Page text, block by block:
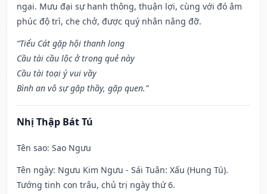
ngại. Mưu đại sự hanh thông, thuận lợi, cùng với đó âm
phúc độ trì, che chở, được quý nhân nâng đỡ.
“Tiểu Cát gặp hội thanh long
Cầu tài cầu lộc ở trong quẻ này
Cầu tài toại ý vui vầy
Bình an vô sự gặp thầy, gặp quen.”
Nhị Thập Bát Tú
Tên sao: Sao Ngưu
Tên ngày: Ngưu Kim Ngưu - Sái Tuân: Xấu (Hung Tú).
Tướng tinh con trâu, chủ trị ngày thứ 6.